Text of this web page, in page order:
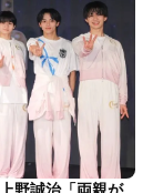
野誠治「両親が